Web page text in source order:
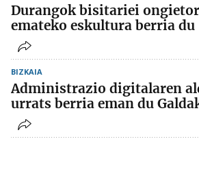
Durangok bisitariei
emateko eskultura berria du
BIZKAIA
Administrazio digitalaren
urrats berria eman du